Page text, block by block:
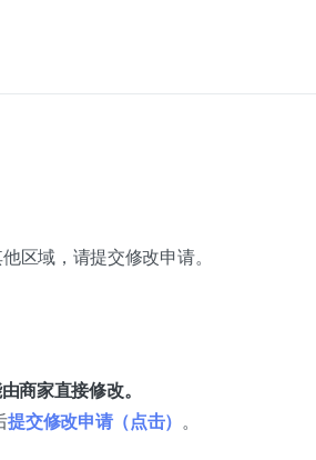
区域，请提交修改申请。
商家直接修改。
提交修改申请（点击） 。